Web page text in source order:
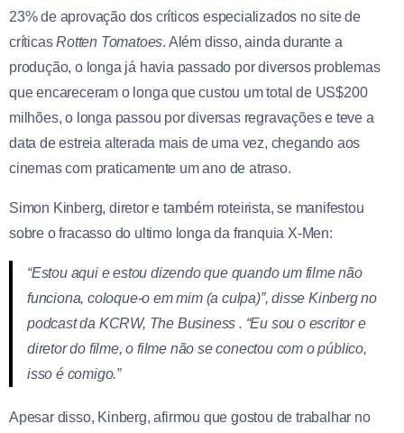
23% de aprovação dos críticos especializados no site de
críticasRotten Tomatoes. Além disso, ainda durante a
produção, o longa já havia passado por diversos problemas
que encareceram o longa que custou um total de US$200
milhões, o longa passou por diversas regravações e teve a
data de estreia alterada mais de uma vez, chegando aos
cinemas com praticamente um ano de atraso.
Simon Kinberg, diretor e também roteirista, se manifestou
sobre o fracasso do ultimo longa da franquia X-Men:
“Estou aqui e estou dizendo que quando um filme não
funciona, coloque-o em mim (a culpa)”, disse Kinberg no
podcast da KCRW, The Business . “Eu sou o escritor e
diretor do filme, o filme não se conectou com o público,
isso é comigo.”
Apesar disso, Kinberg, afirmou que gostou de trabalhar no